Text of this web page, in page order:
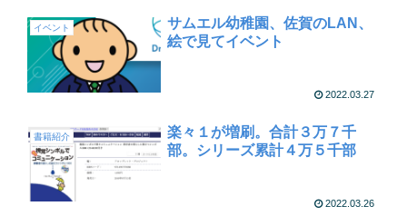
イベント
サムエル幼稚園、佐賀のLAN、
絵で見てイベント
2022.03.27
書籍紹介
楽々１が増刷。合計３万７千
部。シリーズ累計４万５千部
2022.03.26